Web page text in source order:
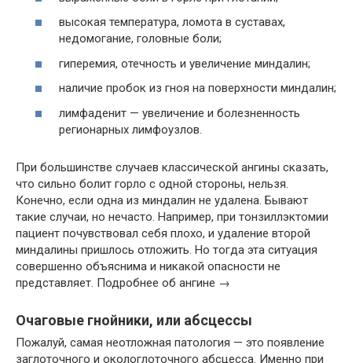
высокая температура, ломота в суставах,
недомогание, головные боли;
гиперемия, отечность и увеличение миндалин;
наличие пробок из гноя на поверхности миндалин;
лимфаденит — увеличение и болезненность
регионарных лимфоузлов.
При большинстве случаев классической ангины сказать,
что сильно болит горло с одной стороны, нельзя.
Конечно, если одна из миндалин не удалена. Бывают
такие случаи, но нечасто. Например, при тонзиллэктомии
пациент почувствовал себя плохо, и удаление второй
миндалины пришлось отложить. Но тогда эта ситуация
совершенно объяснима и никакой опасности не
представляет. Подробнее об ангине →
Очаговые гнойники, или абсцессы
Пожалуй, самая неотложная патология — это появление
заглоточного и окологлоточного абсцесса. Именно при